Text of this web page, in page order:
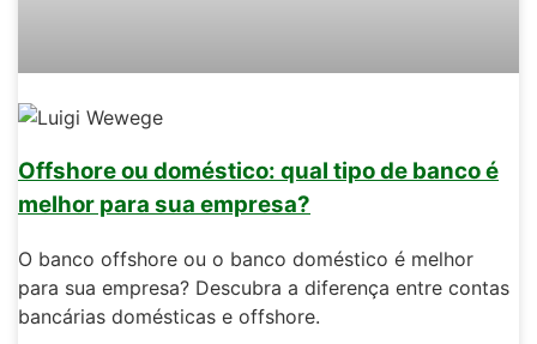
Offshore ou doméstico: qual tipo de banco é
melhor para sua empresa?
O banco offshore ou o banco doméstico é melhor
para sua empresa? Descubra a diferença entre contas
bancárias domésticas e offshore.